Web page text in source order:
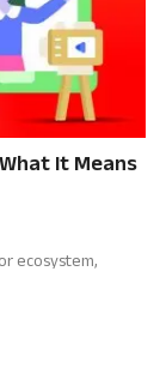
It Means
ecosystem,